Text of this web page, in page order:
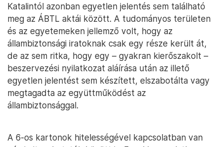
Katalintól azonban egyetlen jelentés sem található
meg az ÁBTL aktái között. A tudományos területen
és az egyetemeken jellemző volt, hogy az
állambiztonsági iratoknak csak egy része került át,
de az sem ritka, hogy egy – gyakran kierőszakolt –
beszervezési nyilatkozat aláírása után az illető
egyetlen jelentést sem készített, elszabotálta vagy
megtagadta az együttműködést az
állambiztonsággal.
A 6-os kartonok hitelességével kapcsolatban van